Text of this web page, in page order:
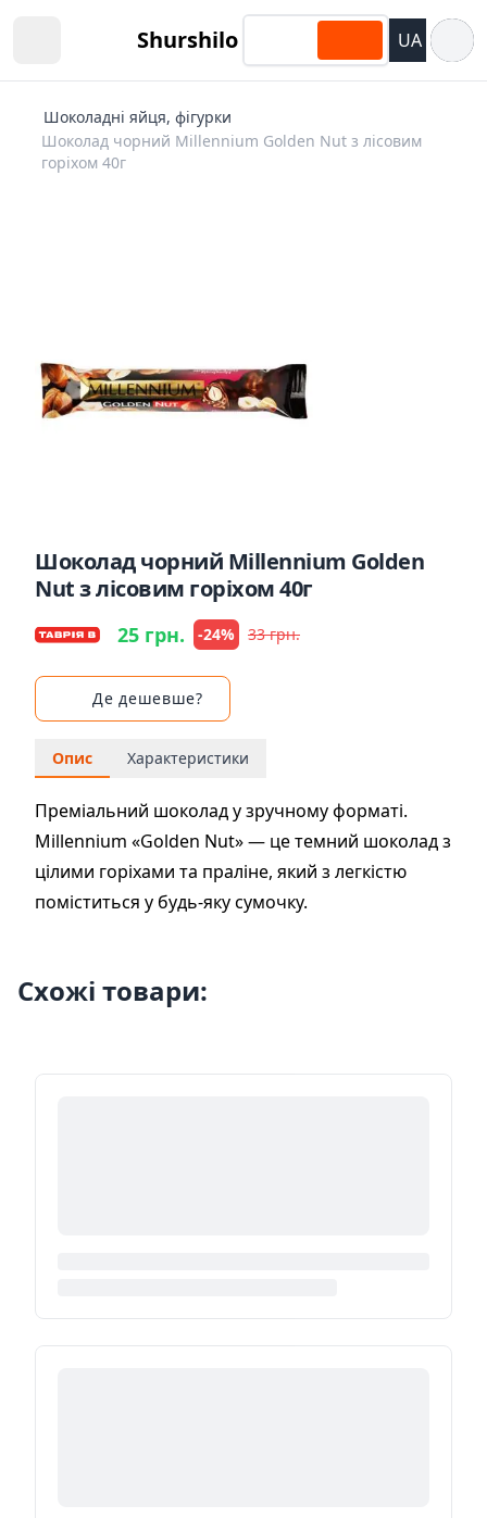
Shurshilo UA
Шоколадні яйця, фігурки
Шоколад чорний Millennium Golden Nut з лісовим
горіхом 40г
Шоколад чорний Millennium Golden
Nut з лісовим горіхом 40г
25 грн. -24% 33 грн.
Де дешевше?
Опис Характеристики
Преміальний шоколад у зручному форматі.
Millennium «Golden Nut» — це темний шоколад з
цілими горіхами та праліне, який з легкістю
поміститься у будь-яку сумочку.
Схожі товари: